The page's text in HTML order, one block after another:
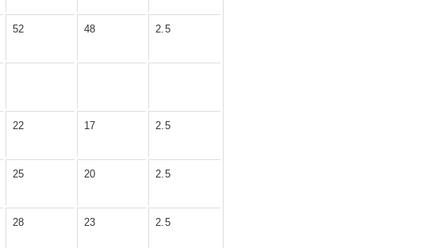
52 48 2.5
22 17 2.5
25 20 2.5
28 23 2.5